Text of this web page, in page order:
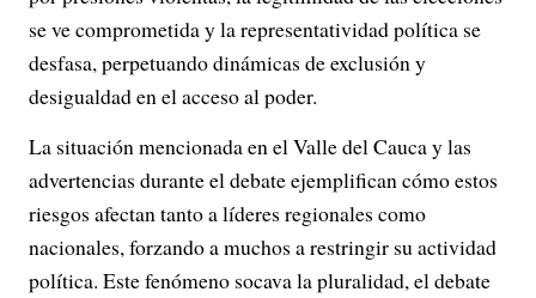
se ve comprometida y la representatividad política se
desfasa, perpetuando dinámicas de exclusión y
desigualdad en el acceso al poder.
La situación mencionada en el Valle del Cauca y las
advertencias durante el debate ejemplifican cómo estos
riesgos afectan tanto a líderes regionales como
nacionales, forzando a muchos a restringir su actividad
política. Este fenómeno socava la pluralidad, el debate